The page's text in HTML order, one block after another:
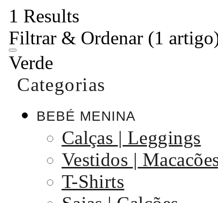
1 Results
Filtrar & Ordenar (1
Verde
Categorias
BEBÉ MENINA
Calças | Leggings
Vestidos |
T-Shirts